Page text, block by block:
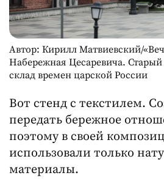
Автор: Кирилл Матвиевский/
Набережная Цесаревича.
склад времен царской России
Вот стенд с текстилем.
передать бережное
поэтому в своей
использовали только
материалы.